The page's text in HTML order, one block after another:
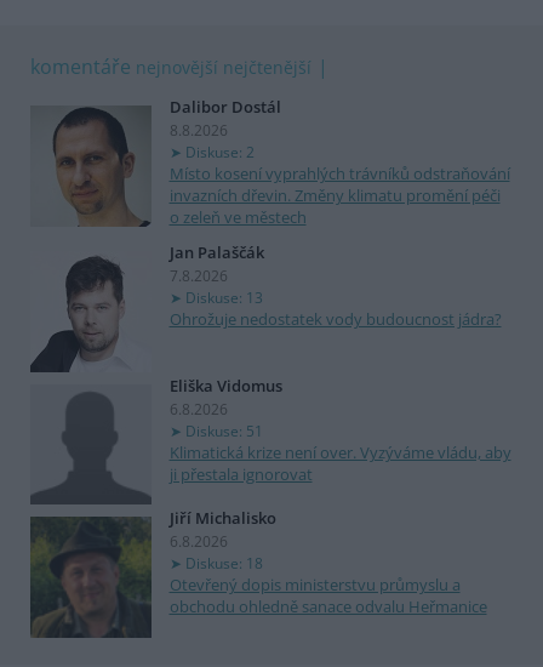
komentáře nejnovější nejčtenější
Dalibor Dostál
8.8.2026
Diskuse: 2
Místo kosení vyprahlých trávníků odstraňování
invazních dřevin. Změny klimatu promění péči
o zeleň ve městech
Jan Palaščák
7.8.2026
Diskuse: 13
Ohrožuje nedostatek vody budoucnost jádra?
Eliška Vidomus
6.8.2026
Diskuse: 51
Klimatická krize není over. Vyzýváme vládu, aby
ji přestala ignorovat
Jiří Michalisko
6.8.2026
Diskuse: 18
Otevřený dopis ministerstvu průmyslu a
obchodu ohledně sanace odvalu Heřmanice